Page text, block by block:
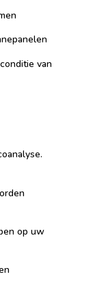
van
op uw